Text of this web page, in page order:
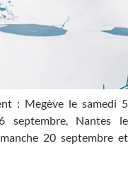
: Megève le samedi 5
septembre, Nantes le
20 septembre et